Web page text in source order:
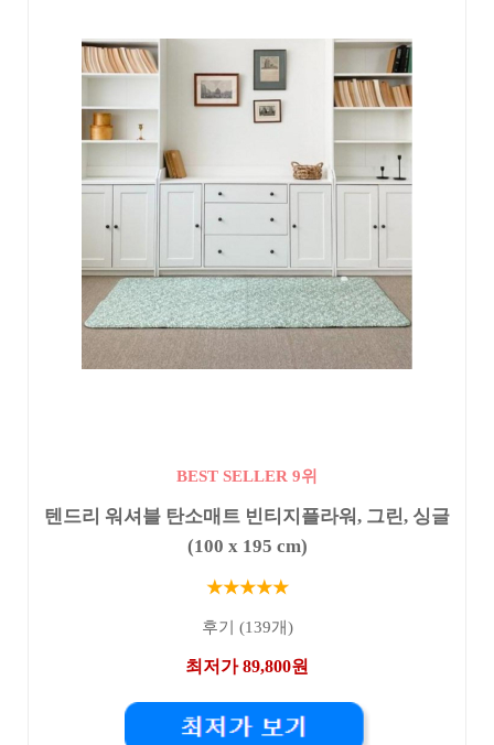
BEST SELLER 9위
텐드리 워셔블 탄소매트 빈티지플라워, 그린, 싱글
(100 x 195 cm)
★★★★★
후기 (139개)
최저가 89,800원